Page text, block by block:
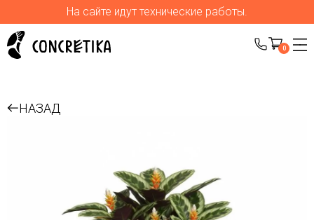
На сайте идут технические работы.
0
НАЗАД